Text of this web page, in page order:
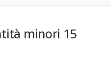
minori 15